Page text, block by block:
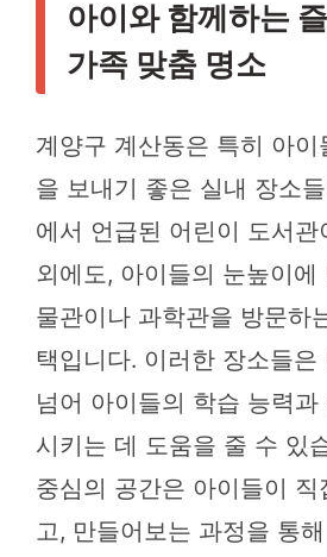
아이와 함께하는
가족 맞춤 명소
계양구 계산동은 특히 아
을 보내기 좋은 실내 장소
에서 언급된 어린이 도서관
외에도, 아이들의 눈높이
물관이나 과학관을 방문하
택입니다. 이러한 장소들은
넘어 아이들의 학습 능력
시키는 데 도움을 줄 수 있
중심의 공간은 아이들이 직
고, 만들어보는 과정을 통